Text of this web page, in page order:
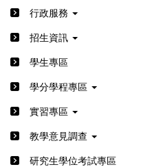
行政服務
招生資訊
學生專區
學分學程專區
實習專區
教學意見調查
研究生學位考試專區